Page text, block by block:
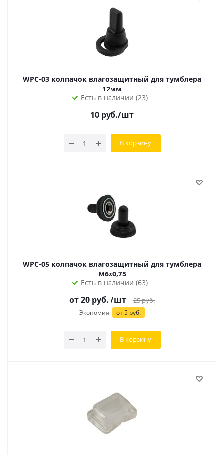
WPC-03 колпачок влагозащитный для тумблера
12мм
Есть в наличии (23)
10 руб./шт
В корзину
WPC-05 колпачок влагозащитный для тумблера
М6х0,75
Есть в наличии (63)
от20 руб. /шт 25руб.
Экономия от5 руб.
В корзину